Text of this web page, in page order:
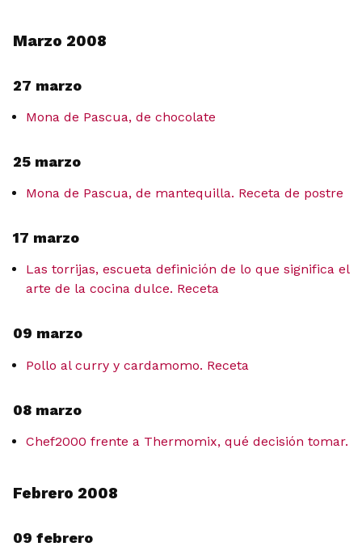
Marzo 2008
27 marzo
Mona de Pascua, de chocolate
25 marzo
Mona de Pascua, de mantequilla. Receta de postre
17 marzo
Las torrijas, escueta definición de lo que significa el
arte de la cocina dulce. Receta
09 marzo
Pollo al curry y cardamomo. Receta
08 marzo
Chef2000 frente a Thermomix, qué decisión tomar.
Febrero 2008
09 febrero